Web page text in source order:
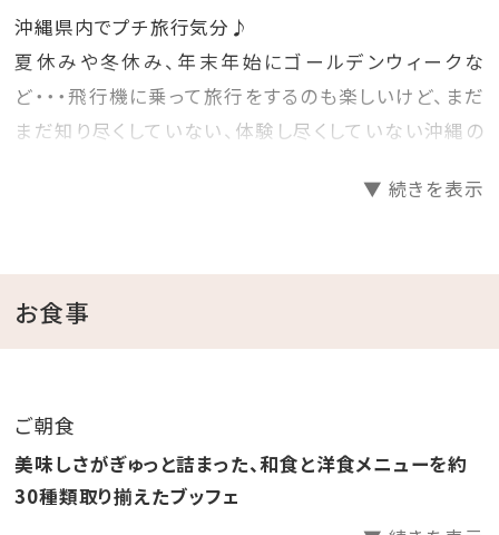
沖縄県内でプチ旅行気分♪
夏休みや冬休み、年末年始にゴールデンウィークな
ど・・・飛行機に乗って旅行をするのも楽しいけど、まだ
まだ知り尽くしていない、体験し尽くしていない沖縄の
そんな時には、早めに計画を立てて予約をするのがお
先の人気日程をお得にゲットしちゃいましょう☆彡
●ラウンジ「感謝」滞在中無料でご利用いただけます。
●ホテル駐車場無料
▼ 続きを表示
お食事
ご朝食
美味しさがぎゅっと詰まった、和食と洋食メニューを約
30種類取り揃えたブッフェ